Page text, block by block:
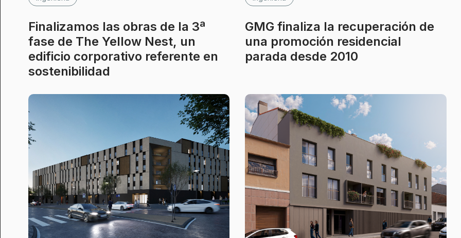
Finalizamos las obras de la 3ª
fase de The Yellow Nest, un
edificio corporativo referente en
sostenibilidad
GMG finaliza la recuperación de
una promoción residencial
parada desde 2010